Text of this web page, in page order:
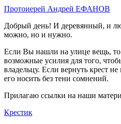
Протоиерей Андрей ЕФАНОВ
Добрый день! И деревянный, и
можно, но и нужно.
Если Вы нашли на улице вещь,
возможные усилия для того,
владельцу. Если вернуть крест
его носить без тени сомнений.
Прилагаю ссылки на наши
Крестик